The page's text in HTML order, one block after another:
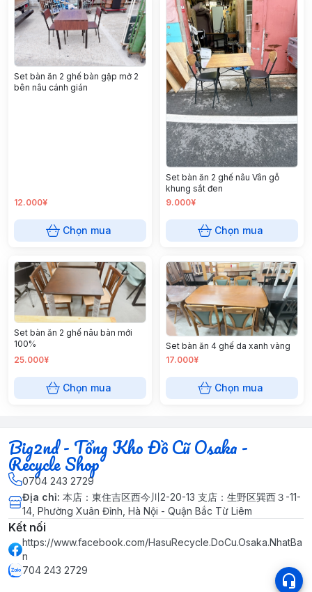
Set bàn ăn 2 ghế bàn gập mở 2
bên nâu cánh gián
12.000¥
Chọn mua
Set bàn ăn 2 ghế nâu Vân gỗ
khung sắt đen
9.000¥
Chọn mua
Set bàn ăn 2 ghế nâu bàn mới
100%
25.000¥
Chọn mua
Set bàn ăn 4 ghế da xanh vàng
17.000¥
Chọn mua
Big2nd - Tổng Kho Đồ Cũ Osaka -
Recycle Shop
0704 243 2729
Địa chỉ: 本店：東住吉区西今川2-20-13 支店：生野区巽西３-11-
14, Phường Xuân Đỉnh, Hà Nội - Quận Bắc Từ Liêm
Kết nối
https://www.facebook.com/HasuRecycle.DoCu.Osaka.NhatBa
n
704 243 2729